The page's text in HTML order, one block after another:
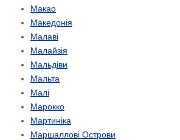
Макао
Македонія
Малаві
Малайзія
Мальдіви
Мальта
Малі
Марокко
Мартиніка
Маршаллові Острови